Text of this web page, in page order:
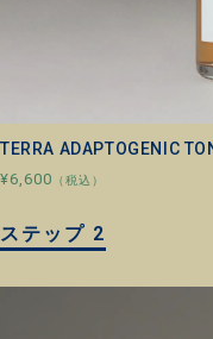
TERRA ADAPTOGENIC
¥6,600 （税込）
ステップ 2